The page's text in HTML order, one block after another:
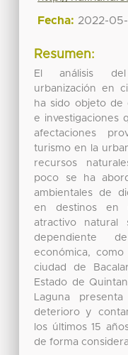
Fecha: 2022-
Resumen:
El análisis
urbanización en
ha sido objeto de
e investigaciones
afectaciones
turismo en la
recursos
poco se ha
ambientales de
en destinos en
atractivo
dependiente
económica,
ciudad de
Estado de
Laguna
deterioro y
los últimos 15
de forma